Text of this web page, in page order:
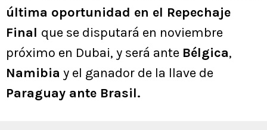
última oportunidad en el Repechaje
Final que se disputará en noviembre
próximo en Dubai, y será ante Bélgica,
Namibia y el ganador de la llave de
Paraguay ante Brasil.